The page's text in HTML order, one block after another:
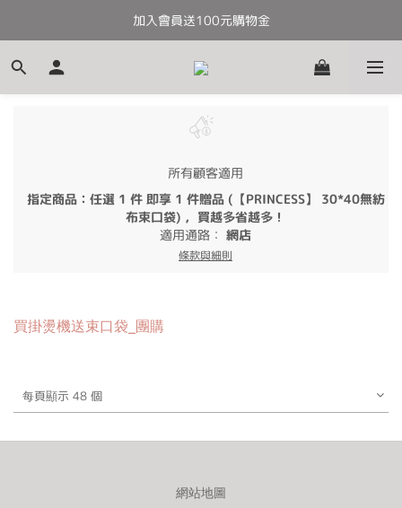
全館滿千免運
加入會員送100元購物金
全館滿千免運
所有顧客適用
指定商品：任選 1 件 即享 1 件贈品 (【PRINCESS】 30*40無紡
布束口袋) ，買越多省越多！
適用通路： 網店
條款與細則
買掛燙機送束口袋_團購
每頁顯示 48 個
網站地圖